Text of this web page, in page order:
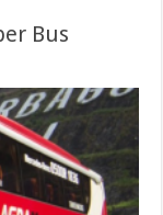
Bus